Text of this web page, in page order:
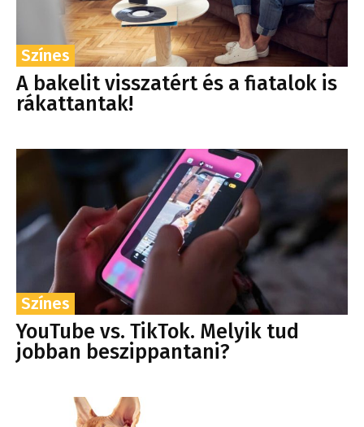
Színes
A bakelit visszatért és a fiatalok is
rákattantak!
Színes
YouTube vs. TikTok. Melyik tud
jobban beszippantani?